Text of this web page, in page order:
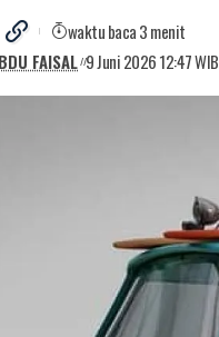
FAISAL 9 Juni 2026 12:47 WIB
waktu baca 3 menit